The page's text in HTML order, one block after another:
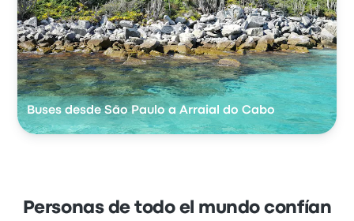
Buses desde São Paulo a Arraial do Cabo
Personas de todo el mundo confían